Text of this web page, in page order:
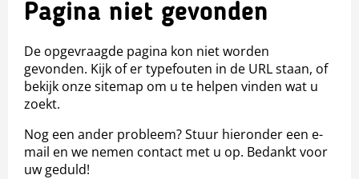
Pagina niet gevonden
De opgevraagde pagina kon niet worden
gevonden. Kijk of er typefouten in de URL staan, of
bekijk onze sitemap om u te helpen vinden wat u
zoekt.
Nog een ander probleem? Stuur hieronder een e-
mail en we nemen contact met u op. Bedankt voor
uw geduld!